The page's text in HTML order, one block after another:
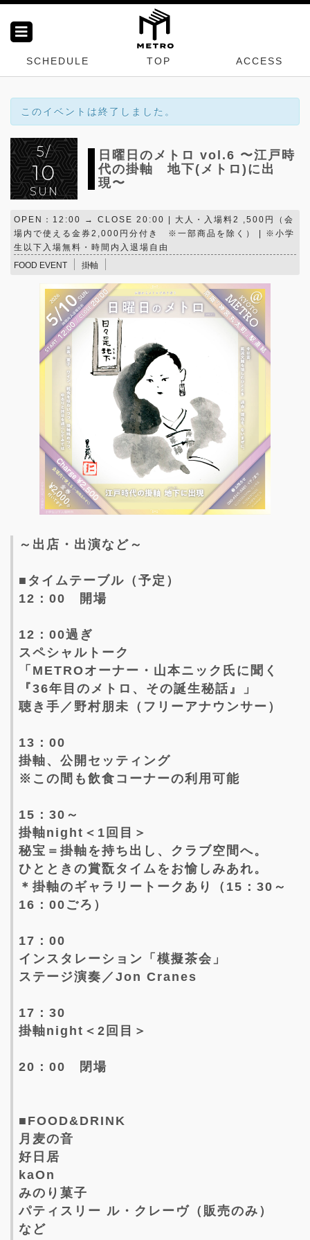
SCHEDULE TOP ACCESS
このイベントは終了しました。
5/
10
SUN
日曜日のメトロ vol.6 〜江戸時
代の掛軸 地下(メトロ)に出
現〜
OPEN：12:00 → CLOSE 20:00 | 大人・入場料2 ,500円（会
場内で使える金券2,000円分付き ※一部商品を除く） | ※小学
生以下入場無料・時間内入退場自由
FOOD EVENT
掛軸
～出店・出演など～
■タイムテーブル（予定）
12：00 開場
12：00過ぎ
スペシャルトーク
「METROオーナー・山本ニック氏に聞く
『36年目のメトロ、その誕生秘話』」
聴き手／野村朋未（フリーアナウンサー）
13：00
掛軸、公開セッティング
※この間も飲食コーナーの利用可能
15：30～
掛軸night＜1回目＞
秘宝＝掛軸を持ち出し、クラブ空間へ。
ひとときの賞翫タイムをお愉しみあれ。
＊掛軸のギャラリートークあり（15：30～
16：00ごろ）
17：00
インスタレーション「模擬茶会」
ステージ演奏／Jon Cranes
17：30
掛軸night＜2回目＞
20：00 閉場
■FOOD&DRINK
月麦の音
好日居
kaOn
みのり菓子
パティスリー ル・クレーヴ（販売のみ）
など